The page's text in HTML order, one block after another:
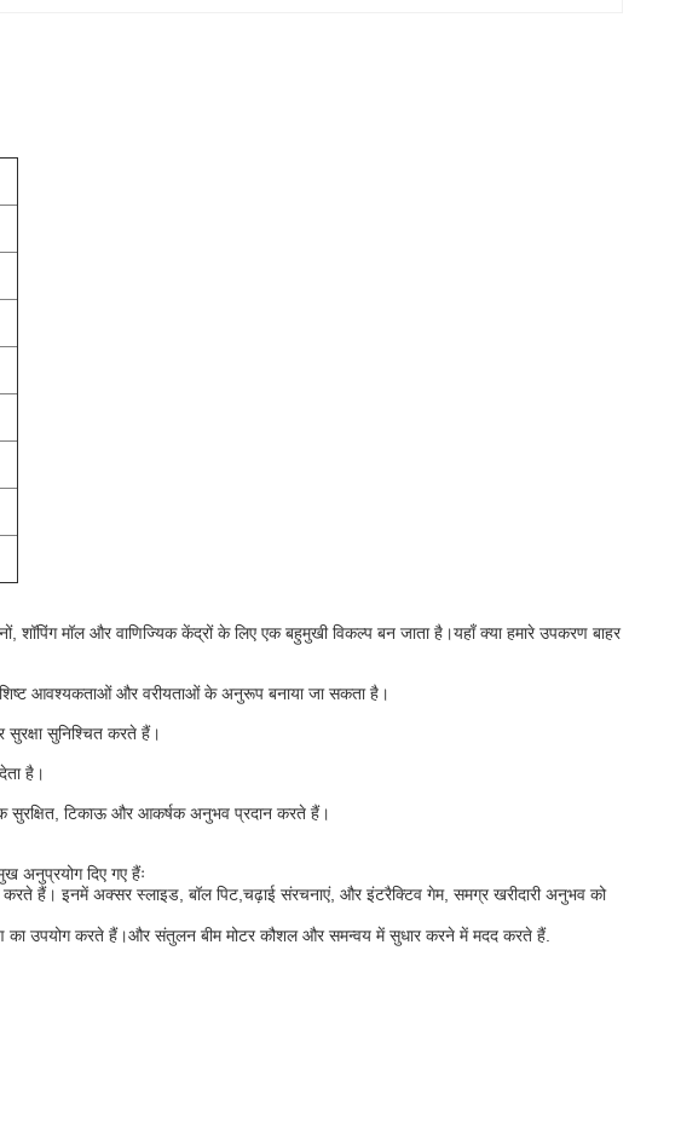
शॉपिंग मॉल और वाणिज्यिक केंद्रों के लिए एक बहुमुखी विकल्प बन जाता है।यहाँ क्या हमारे उपकरण बाहर
आवश्यकताओं और वरीयताओं के अनुरूप बनाया जा सकता है।
सुनिश्चित करते हैं।
है।
सुरक्षित, टिकाऊ और आकर्षक अनुभव प्रदान करते हैं।
अनुप्रयोग दिए गए हैंः
करते हैं। इनमें अक्सर स्लाइड, बॉल पिट,चढ़ाई संरचनाएं, और इंटरैक्टिव गेम, समग्र खरीदारी अनुभव को
का उपयोग करते हैं।और संतुलन बीम मोटर कौशल और समन्वय में सुधार करने में मदद करते हैं.